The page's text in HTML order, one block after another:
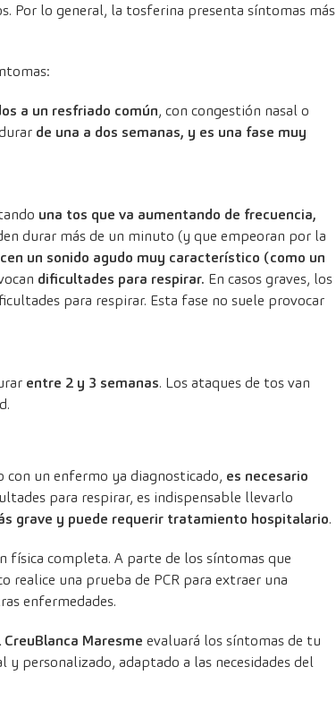
Por lo general, la tosferina presenta síntomas más
a un resfriado común, con congestión nasal o
de una a dos semanas, y es una fase muy
una tos que va aumentando de frecuencia,
durar más de un minuto (y que empeoran por la
un sonido agudo muy característico (como un
dificultades para respirar. En casos graves, los
para respirar. Esta fase no suele provocar
entre 2 y 3 semanas. Los ataques de tos van
un enfermo ya diagnosticado, es necesario
para respirar, es indispensable llevarlo
grave y puede requerir tratamiento hospitalario.
física completa. A parte de los síntomas que
una prueba de PCR para extraer una
enfermedades.
Maresme evaluará los síntomas de tu
personalizado, adaptado a las necesidades del